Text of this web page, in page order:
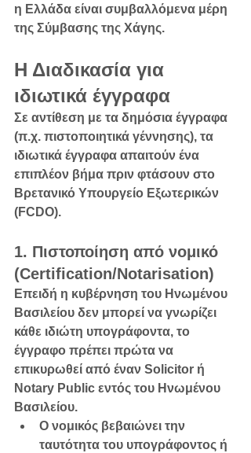
η Ελλάδα είναι συμβαλλόμενα μέρη
της Σύμβασης της Χάγης.
Η Διαδικασία για
ιδιωτικά έγγραφα
Σε αντίθεση με τα δημόσια έγγραφα
(π.χ. πιστοποιητικά γέννησης), τα
ιδιωτικά έγγραφα απαιτούν ένα
επιπλέον βήμα πριν φτάσουν στο
Βρετανικό Υπουργείο Εξωτερικών
(FCDO).
1. Πιστοποίηση από νομικό
(Certification/Notarisation)
Επειδή η κυβέρνηση του Ηνωμένου
Βασιλείου δεν μπορεί να γνωρίζει
κάθε ιδιώτη υπογράφοντα, το
έγγραφο πρέπει πρώτα να
επικυρωθεί από έναν Solicitor ή
Notary Public εντός του Ηνωμένου
Βασιλείου.
Ο νομικός βεβαιώνει την
ταυτότητα του υπογράφοντος ή